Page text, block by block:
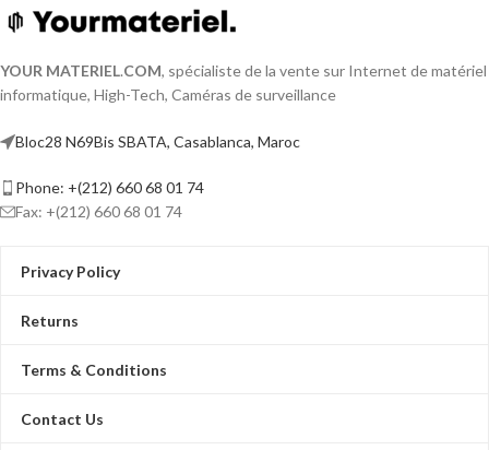
YOUR MATERIEL.COM, spécialiste de la vente sur Internet de matériel
informatique, High-Tech, Caméras de surveillance
Bloc28 N69Bis SBATA, Casablanca, Maroc
Phone: +(212) 660 68 01 74
Fax: +(212) 660 68 01 74
Privacy Policy
Returns
Terms & Conditions
Contact Us